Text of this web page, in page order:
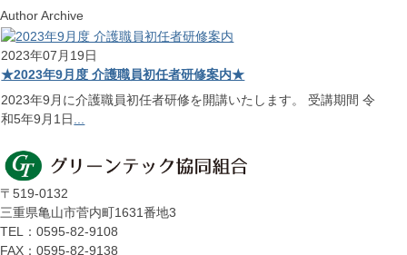
Author Archive
2023年07月19日
★2023年9月度 介護職員初任者研修案内★
2023年9月に介護職員初任者研修を開講いたします。 受講期間 令
和5年9月1日
〒519-0132
三重県亀山市菅内町1631番地3
TEL：0595-82-9108
FAX：0595-82-9138